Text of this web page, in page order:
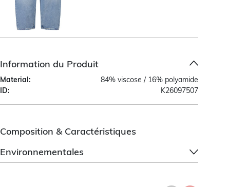
Information du Produit
Material:
84% viscose / 16% polyamide
ID:
K26097507
Composition & Caractéristiques
Environnementales